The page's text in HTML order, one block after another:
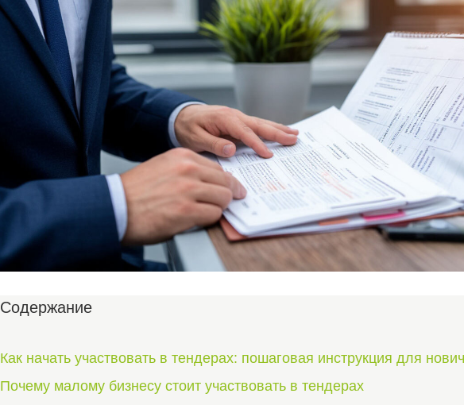
Содержание
Как начать участвовать в тендерах: пошаговая инструкция для
Почему малому бизнесу стоит участвовать в тендерах